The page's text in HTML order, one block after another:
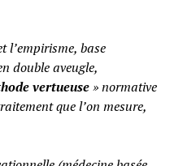
l’empirisme, base
double aveugle,
vertueuse» normative
que l’on mesure,